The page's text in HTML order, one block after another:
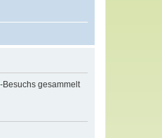
Besuchs gesammelt